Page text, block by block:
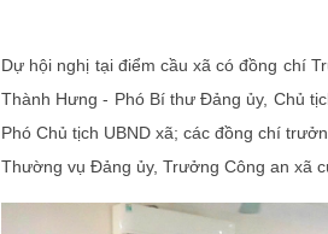
Dự hội nghị tại điểm cầu xã có đồng chí
Thành Hưng - Phó Bí thư Đảng ủy, Chủ
Phó Chủ tịch UBND xã; các đồng chí
Thường vụ Đảng ủy, Trưởng Công an xã